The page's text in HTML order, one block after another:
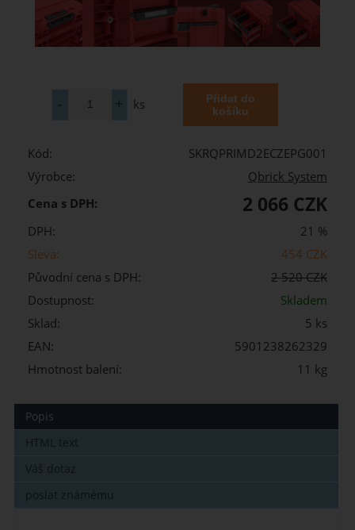
ks
Kód:
SKRQPRIMD2ECZEPG001
Výrobce:
Qbrick System
Cena s DPH:
2 066 CZK
DPH:
21 %
Sleva:
454 CZK
Původní cena s DPH:
2 520 CZK
Dostupnost:
Skladem
Sklad:
5 ks
EAN:
5901238262329
Hmotnost balení:
11 kg
Popis
HTML text
Váš dotaz
poslat známému